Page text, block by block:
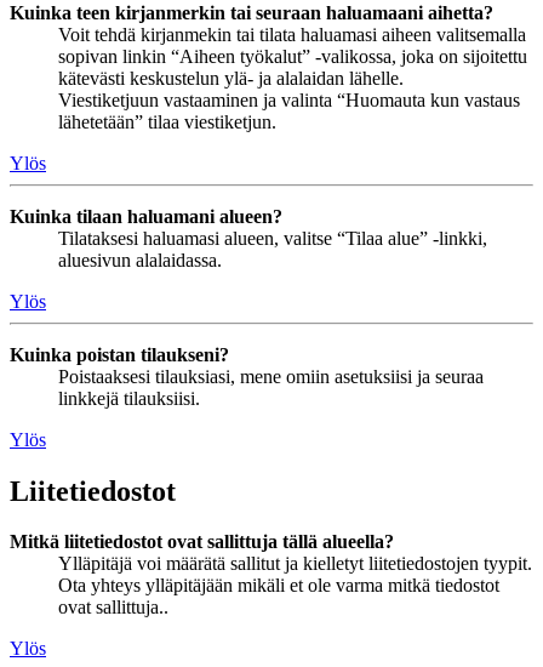
Kuinka teen kirjanmerkin tai seuraan haluamaani aihetta?
Voit tehdä kirjanmekin tai tilata haluamasi aiheen valitsemalla
sopivan linkin “Aiheen työkalut” -valikossa, joka on sijoitettu
kätevästi keskustelun ylä- ja alalaidan lähelle.
Viestiketjuun vastaaminen ja valinta “Huomauta kun vastaus
lähetetään” tilaa viestiketjun.
Ylös
Kuinka tilaan haluamani alueen?
Tilataksesi haluamasi alueen, valitse “Tilaa alue” -linkki,
aluesivun alalaidassa.
Ylös
Kuinka poistan tilaukseni?
Poistaaksesi tilauksiasi, mene omiin asetuksiisi ja seuraa
linkkejä tilauksiisi.
Ylös
Liitetiedostot
Mitkä liitetiedostot ovat sallittuja tällä alueella?
Ylläpitäjä voi määrätä sallitut ja kielletyt liitetiedostojen tyypit.
Ota yhteys ylläpitäjään mikäli et ole varma mitkä tiedostot
ovat sallittuja..
Ylös